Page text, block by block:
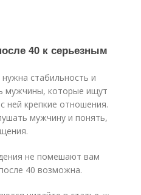
40 к серьезным
стабильность и
мужчины, которые ищут
ней крепкие отношения.
мужчину и понять,
не помешают вам
40 возможна.